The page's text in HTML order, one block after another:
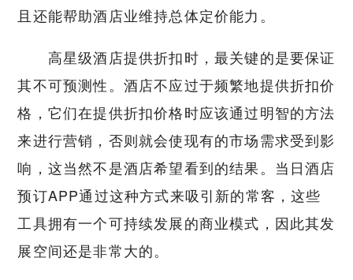
且还能帮助酒店业维持总体定价能力。
高星级酒店提供折扣时，最关键的是要保证
其不可预测性。酒店不应过于频繁地提供折扣价
格，它们在提供折扣价格时应该通过明智的方法
来进行营销，否则就会使现有的市场需求受到影
响，这当然不是酒店希望看到的结果。当日酒店
预订APP通过这种方式来吸引新的常客，这些
工具拥有一个可持续发展的商业模式，因此其发
展空间还是非常大的。